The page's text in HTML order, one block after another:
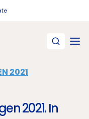
2021
2021. In